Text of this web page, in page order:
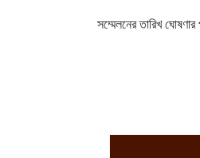
সম্মেলনের তারিখ